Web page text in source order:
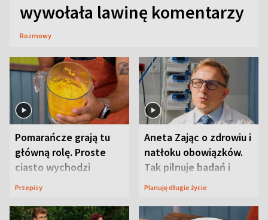
wywołała lawinę komentarzy
Rozmowy
Pomarańcze grają tu
główną rolę. Proste
ciasto wychodzi
wyjątkowo wilgotne
Przepisy
Aneta Zając o zdrowiu i
natłoku obowiązków.
Tak pilnuje badań i
wizyt
Planuję długie życie